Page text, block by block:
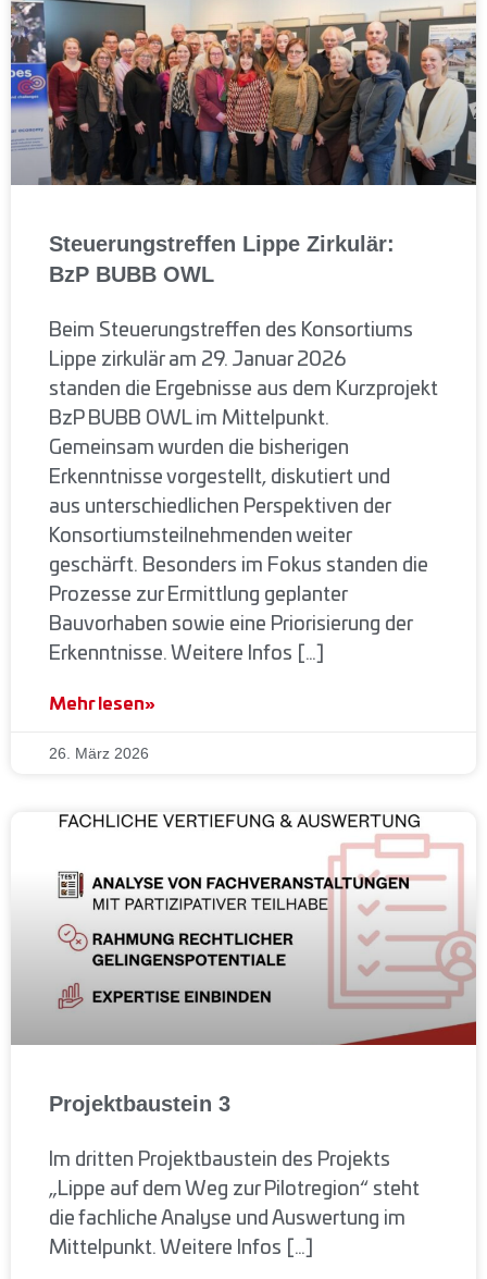
Steuerungstreffen Lippe Zirkulär:
BzP BUBB OWL
Beim Steuerungstreffen des Konsortiums
Lippe zirkulär am 29. Januar 2026
standen die Ergebnisse aus dem Kurzprojekt
BzP BUBB OWL im Mittelpunkt.
Gemeinsam wurden die bisherigen
Erkenntnisse vorgestellt, diskutiert und
aus unterschiedlichen Perspektiven der
Konsortiumsteilnehmenden weiter
geschärft. Besonders im Fokus standen die
Prozesse zur Ermittlung geplanter
Bauvorhaben sowie eine Priorisierung der
Erkenntnisse. Weitere Infos […]
Mehr lesen»
26. März 2026
Projektbaustein 3
Im dritten Projektbaustein des Projekts
„Lippe auf dem Weg zur Pilotregion“ steht
die fachliche Analyse und Auswertung im
Mittelpunkt. Weitere Infos […]